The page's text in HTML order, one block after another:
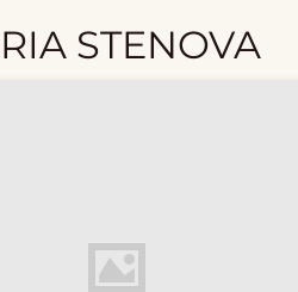
STENOVA